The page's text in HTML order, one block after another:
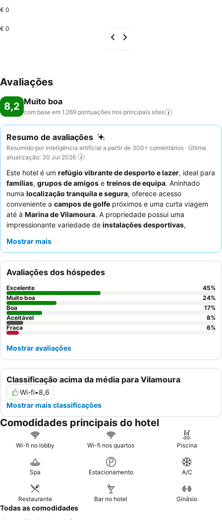
€ 0
€ 0
Avaliações
8,2 Muito boa
com base em 1.269 pontuações nos principais sites
Resumo de avaliações
Resumido por inteligência artificial a partir de 300+ comentários · Última
atualização: 30 Jul 2026
Este hotel é um refúgio vibrante de desporto e lazer, ideal para
famílias, grupos de amigos e treinos de equipa. Aninhado
numa localização tranquila e segura, oferece acesso
conveniente a campos de golfe próximos e uma curta viagem
até à Marina de Vilamoura. A propriedade possui uma
impressionante variedade de instalações desportivas,
ginásio bem equipado e piscinas interiores e exteriores. Os
simpáticos e atenciosos
restaurante, sendo o pequeno-almoço inglês completo um
destaque. Para uma experiência verdadeiramente relaxante,
considere utilizar a opção de
para partidas tardias,
permitindo acesso contínuo às comodidades.
Mostrar mais
Classificação acima da média para Vilamoura
Wi-fi•8,6
Mostrar mais classificações
Avaliações dos hóspedes
Excelente 45%
Muito boa
24%
Boa
17%
Aceitável
8%
Fraca
6%
Mostrar avaliações
Comodidades principais do hotel
Wi-fi no lobby Wi-fi nos quartos Piscina
Spa Estacionamento A/C
Restaurante Bar no hotel Ginásio
Todas as comodidades